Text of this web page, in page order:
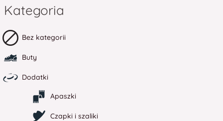
Kategoria
Bez kategorii
Buty
Dodatki
Apaszki
Czapki i szaliki